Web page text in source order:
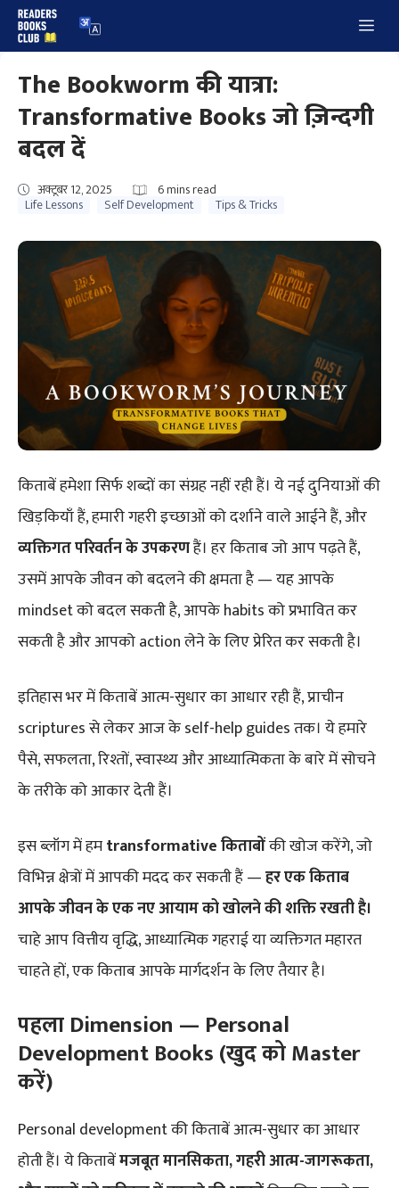
Skip
to
content
The Bookworm की यात्रा:
Transformative Books जो ज़िन्दगी
बदल दें
अक्टूबर 12, 2025 6mins read
Life Lessons Self Development Tips & Tricks
किताबें हमेशा सिर्फ शब्दों का संग्रह नहीं रही हैं। ये नई दुनियाओं की
खिड़कियाँ हैं, हमारी गहरी इच्छाओं को दर्शाने वाले आईने हैं, और
व्यक्तिगत परिवर्तन के उपकरणहैं। हर किताब जो आप पढ़ते हैं,
उसमें आपके जीवन को बदलने की क्षमता है — यह आपके
mindset को बदल सकती है, आपके habits को प्रभावित कर
सकती है और आपको action लेने के लिए प्रेरित कर सकती है।
इतिहास भर में किताबें आत्म-सुधार का आधार रही हैं, प्राचीन
scriptures से लेकर आज के self-help guides तक। ये हमारे
पैसे, सफलता, रिश्तों, स्वास्थ्य और आध्यात्मिकता के बारे में सोचने
के तरीके को आकार देती हैं।
इस ब्लॉग में हमtransformative किताबोंकी खोज करेंगे, जो
विभिन्न क्षेत्रों में आपकी मदद कर सकती हैं —हर एक किताब
आपके जीवन के एक नए आयाम को खोलने की शक्ति रखती है।
चाहे आप वित्तीय वृद्धि, आध्यात्मिक गहराई या व्यक्तिगत महारत
चाहते हों, एक किताब आपके मार्गदर्शन के लिए तैयार है।
पहला Dimension — Personal
Development Books (खुद को Master
करें)
Personal development की किताबें आत्म-सुधार का आधार
होती हैं। ये किताबेंमजबूत मानसिकता, गहरी आत्म-जागरूकता,